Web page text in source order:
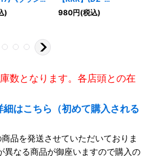
)
BT01/018}《リリカルモ
ナステリオ》
980円(税込)
数となります。各店頭との在
はこちら（初めて購入される
品を発送させていただいておりま
異なる商品が御座いますので購入の